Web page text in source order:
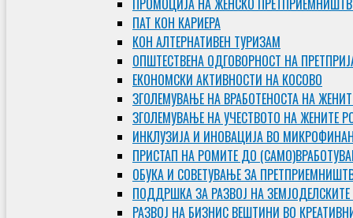
ПРОМОЦИЈА НА ЖЕНСКО
ПАТ КОН КАРИЕРА
КОН АЛТЕРНАТИВЕН ТУРИЗАМ
ОПШТЕСТВЕНА ОДГОВОРНОСТ НА
ЕКОНОМСКИ АКТИВНОСТИ НА КОСОВО
ЗГОЛЕМУВАЊЕ НА ВРАБОТЕНОСТА НА
ЗГОЛЕМУВАЊЕ НА УЧЕСТВОТО НА ЖЕНИТЕ
ИНКЛУЗИЈА И ИНОВАЦИЈА ВО
ПРИСТАП НА РОМИТЕ ДО
ОБУКА И СОВЕТУВАЊЕ ЗА
ПОДДРШКА ЗА РАЗВОЈ НА
РАЗВОЈ НА БИЗНИС ВЕШТИНИ ВО